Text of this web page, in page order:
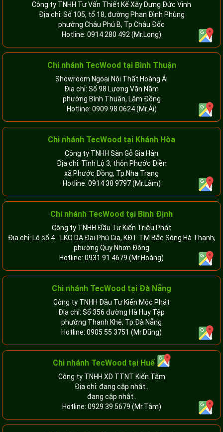
Công ty TNHH Tư Vấn Thiết Kế Xây Dựng Đức Vinh
Địa chỉ: Số 105, tổ 18, đường Phan Đình Phùng
phường Châu Phú B, Tp.Châu Đốc
Hotline: 0914 280 492(Mr.Long)
Chi nhánh TecWood tại Bình Thuận
Showroom Ngoại Nội Thất Hoàng Ái
Địa chỉ: Số 98 Lương Văn Năm
phường Bình Thuận, Lâm Đồng
Hotline: 0909 98 0624(Mr.Ái)
Chi nhánh TecWood tại Khánh Hòa
Công ty TNHH Sàn Gỗ Gia Hân
Địa chỉ: Tỉnh Lộ 3, thôn Phước Điền
xã Phước Đồng, Tp.Nha Trang
Hotline: 0914 38 9797(Mr.Lãm)
Chi nhánh TecWood tại Bình Định
Công ty TNHH Đầu Tư Kiến Triệu Phát
Địa chỉ: Lô số 4 - LKO DA Đại Phú Gia, KĐT TM Bắc Sông Hà Thanh,
phường Quy Nhơn Đông
Hotline: 0931 91 4679 (Mr.Hoàng)
Chi nhánh TecWood tại Đà Nẵng
Công ty TNHH Đầu Tư Kiến Mộc Phát
Địa chỉ: Số 356 đường Hà Huy Tập
phường Thanh Khê, Tp.Đà Nẵng
Hotline: 0905 55 3751 (Mr.Dũng)
Chi nhánh TecWood tại Huế
Công ty TNHH XD TTNT Kiến Tâm
Địa chỉ: đang cập nhật..
đang cập nhật..
Hotline: 0929 39 5679 (Mr.Tâm)